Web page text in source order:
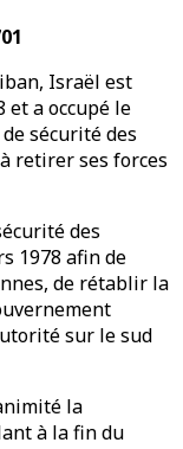
Israël est
a occupé le
sécurité des
retirer ses forces
des
1978 afin de
de rétablir la
sur le sud
la
à la fin du